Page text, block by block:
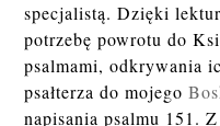
specjalistą. Dzięki
potrzebę powrotu do
psalmami, odkrywania
psałterza do mojego
napisania psalmu 151.